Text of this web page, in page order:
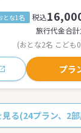
とな1名 税込
旅行代金合計
(おとな2名 こども
プラ
見る(24プラン、2